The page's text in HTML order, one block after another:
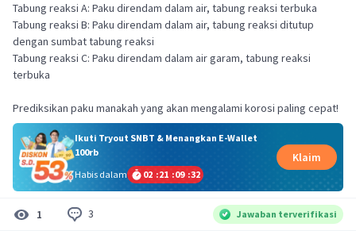
Tabung reaksi A: Paku direndam dalam air, tabung reaksi terbuka
Tabung reaksi B: Paku direndam dalam air, tabung reaksi ditutup
dengan sumbat tabung reaksi
Tabung reaksi C: Paku direndam dalam air garam, tabung reaksi
terbuka
Prediksikan paku manakah yang akan mengalami korosi paling cepat!
Ikuti Tryout SNBT & Menangkan E-Wallet
100rb
Habis dalam
02 :21 :09 :31
Klaim
1 3 Jawaban terverifikasi